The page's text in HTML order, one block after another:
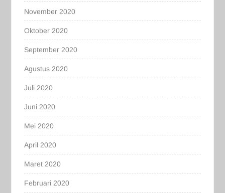
November 2020
Oktober 2020
September 2020
Agustus 2020
Juli 2020
Juni 2020
Mei 2020
April 2020
Maret 2020
Februari 2020